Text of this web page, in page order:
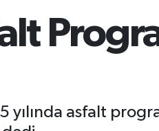
14.598,00 %0
79.591,74 %-1.82
asfalt